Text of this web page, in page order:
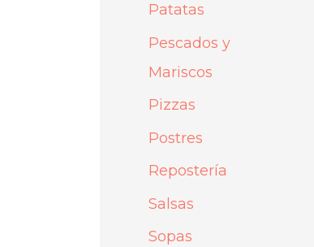
Patatas
Pescados y
Mariscos
Pizzas
Postres
Repostería
Salsas
Sopas